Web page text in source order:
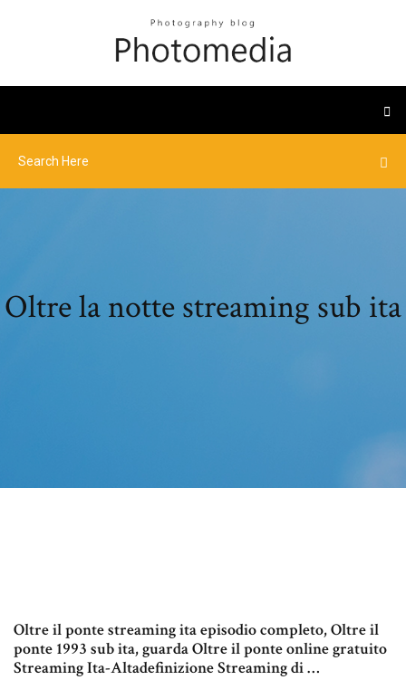
Oltre la notte streaming sub ita
Oltre il ponte streaming ita episodio completo, Oltre il
ponte 1993 sub ita, guarda Oltre il ponte online gratuito
Streaming Ita-Altadefinizione Streaming di …